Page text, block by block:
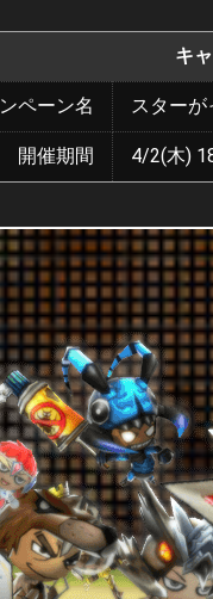
キ
ペーン名 スター
開催期間 4/2(木)